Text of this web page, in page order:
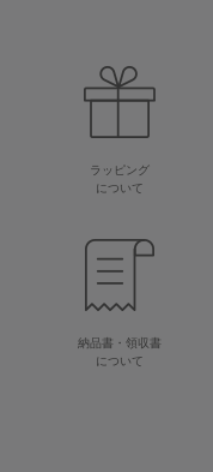
ラッピング
について
納品書・領収書
について